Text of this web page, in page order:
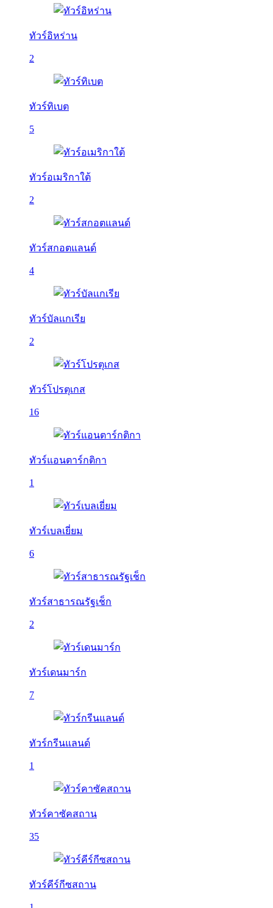
ทัวร์อิหร่าน
2
ทัวร์ทิเบต
5
ทัวร์อเมริกาใต้
2
ทัวร์สกอตแลนด์
4
ทัวร์บัลเเกเรีย
2
ทัวร์โปรตุเกส
16
ทัวร์แอนตาร์กติกา
1
ทัวร์เบลเยี่ยม
6
ทัวร์สาธารณรัฐเช็ก
2
ทัวร์เดนมาร์ก
7
ทัวร์กรีนแลนด์
1
ทัวร์คาซัคสถาน
35
ทัวร์คีร์กีซสถาน